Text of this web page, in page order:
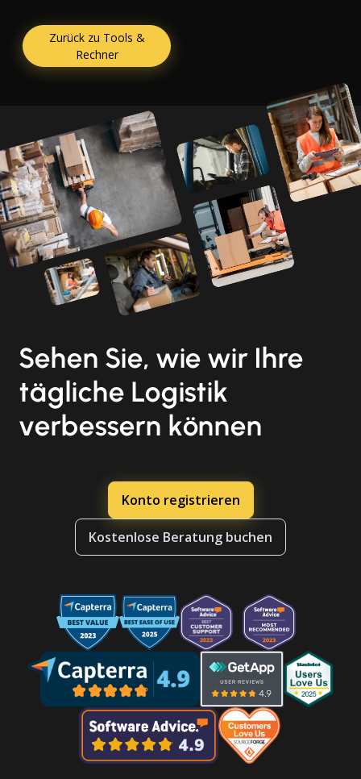
Zurück zu Tools &
Rechner
Sehen Sie, wie wir Ihre
tägliche Logistik
verbessern können
Konto registrieren
Kostenlose Beratung buchen